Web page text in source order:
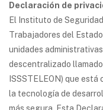
Declaración de
El Instituto de
Trabajadores del
unidades
descentralizado
ISSSTELEON) que
la tecnología de